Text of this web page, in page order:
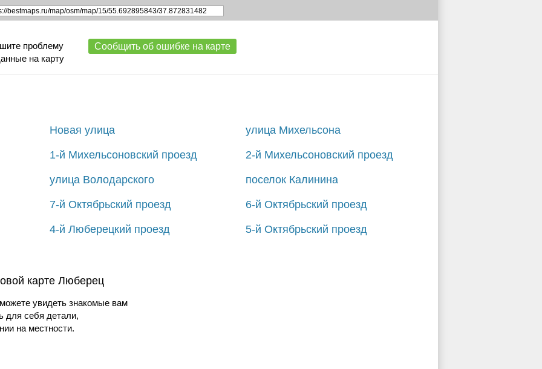
проблему
на карту
Сообщить об ошибке на карте
Новая улица улица Михельсона
1-й Михельсоновский проезд 2-й Михельсоновский проезд
улица Володарского поселок Калинина
7-й Октябрьский проезд 6-й Октябрьский проезд
4-й Люберецкий проезд 5-й Октябрьский проезд
карте Люберец
увидеть знакомые вам
для себя детали,
на местности.